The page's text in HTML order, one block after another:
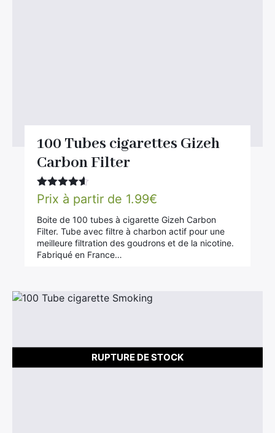
100 Tubes cigarettes Gizeh
Carbon Filter
Note 4.50
sur 5
Prix à partir de 1.99€
Boite de 100 tubes à cigarette Gizeh Carbon
Filter. Tube avec filtre à charbon actif pour une
meilleure filtration des goudrons et de la nicotine.
Fabriqué en France…
RUPTURE DE STOCK